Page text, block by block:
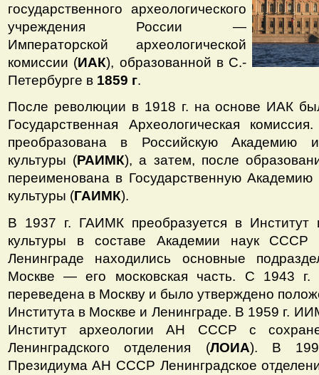
государственного археологического
учреждения России —
Императорской археологической
комиссии (ИАК), образованной в С.-
Петербурге в 1859 г.
После революции в 1918 г. на основе ИАК
Государственная Археологическая
преобразована в Российскую Академию
культуры (РАИМК), а затем, после
переименована в Государственную
культуры (ГАИМК).
В 1937 г. ГАИМК преобразуется в Институт
культуры в составе Академии наук СССР
Ленинграде находились основные
Москве — его московская часть. С 1943
переведена в Москву и было утверждено
Института в Москве и Ленинграде. В 1959 г.
Институт археологии АН СССР с
Ленинградского отделения (ЛОИА). В
Президиума АН СССР Ленинградское